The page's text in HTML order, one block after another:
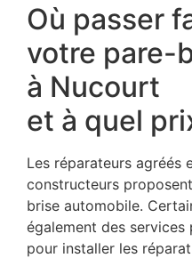
Où passer
votre pare-
à Nucourt
et à quel
Les réparateurs agréés
constructeurs
brise automobile.
également des
pour installer les